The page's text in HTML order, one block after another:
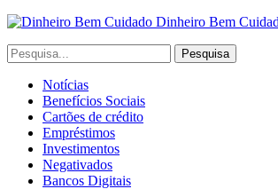
Dinheiro Bem
Notícias
Benefícios Sociais
Cartões de crédito
Empréstimos
Investimentos
Negativados
Bancos Digitais